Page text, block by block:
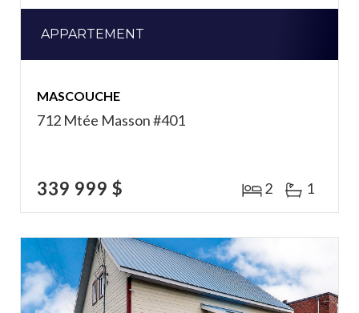
APPARTEMENT
MASCOUCHE
712 Mtée Masson #401
339 999 $ 2 1